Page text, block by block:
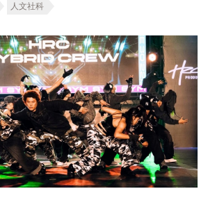
人文社科